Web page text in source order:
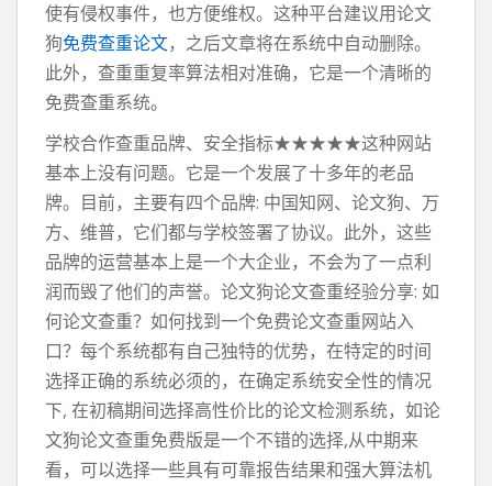
使有侵权事件，也方便维权。这种平台建议用论文
狗免费查重论文，之后文章将在系统中自动删除。
此外，查重重复率算法相对准确，它是一个清晰的
免费查重系统。
学校合作查重品牌、安全指标★★★★★这种网站
基本上没有问题。它是一个发展了十多年的老品
牌。目前，主要有四个品牌: 中国知网、论文狗、万
方、维普，它们都与学校签署了协议。此外，这些
品牌的运营基本上是一个大企业，不会为了一点利
润而毁了他们的声誉。论文狗论文查重经验分享: 如
何论文查重？如何找到一个免费论文查重网站入
口？每个系统都有自己独特的优势，在特定的时间
选择正确的系统必须的，在确定系统安全性的情况
下, 在初稿期间选择高性价比的论文检测系统，如论
文狗论文查重免费版是一个不错的选择,从中期来
看，可以选择一些具有可靠报告结果和强大算法机